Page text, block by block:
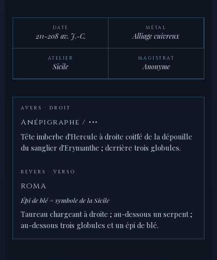
DATE
211-208 av. J.-C.
MÉTAL
Alliage cuivreux
ATELIER
Sicile
MAGISTRAT
Anonyme
AVERS · DROIT
Anépigraphe / •••
Tête imberbe d'Hercule à droite coiffé de la dépouille
du sanglier d'Erymanthe ; derrière trois globules.
REVERS · VERSO
ROMA
Épi de blé = symbole de la Sicile
Taureau chargeant à droite ; au-dessous un serpent ;
au-dessous trois globules et un épi de blé.